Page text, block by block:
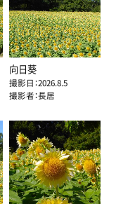
向日葵
撮影日：2026.8.5
撮影者：長居